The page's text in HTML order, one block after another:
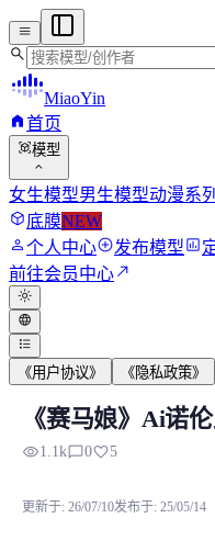
menu
search
MiaoYin
home首页
view_in_ar模型
expand_more
女生模型男生模型动漫系列
deployed_code底膜NEW
person个人中心add_circle发布模型assessment
前往会员中心north_east
light_mode
language
format_list_bulleted
《用户协议》 《隐私政策》
《赛马娘》Ai诺
《赛马娘》Ai诺
visibility1.1kchat_bubble_outline0favorite5
更新于: 26/07/10发布于: 25/05/14